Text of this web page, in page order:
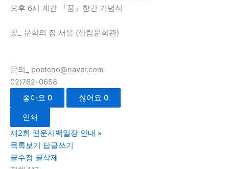
오후 6시 계간 『꿈』창간 기념식
곳_ 문학의 집 서울 (산림문학관)
문의_ poetcho@naver.com
02)762-0658
좋아요 0 싫어요 0
인쇄
제2회 편운시백일장 안내 »
목록보기 답글쓰기
글수정 글삭제